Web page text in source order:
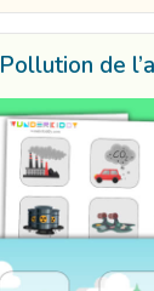
Pollution de